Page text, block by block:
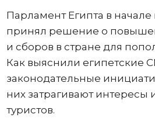
Парламент Египта в
принял решение о
и сборов в стране для
Как выяснили египетские
законодательные
них затрагивают интересы
туристов.